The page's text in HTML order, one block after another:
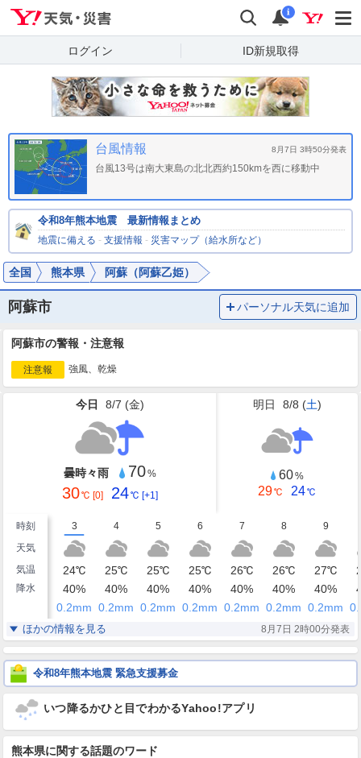
検索 通知
i
ログイン ID新規取得
台風情報 8月7日 3時50分発表
台風13号は南大東島の北北西約150kmを西に移動中
令和8年熊本地震 最新情報まとめ
地震に備える - 支援情報 - 災害マップ（給水所など）
全国 熊本県 阿蘇（阿蘇乙姫）
阿蘇市 パーソナル天気に追加
阿蘇市の警報・注意報
注意報 強風、乾燥
今日 8/7 (金)
曇時々雨 70%
30℃ [0] 24℃ [+1]
明日 8/8 (土)
60%
29℃ 24℃
時刻 3 4 5 6 7 8
9
天気
気温
24℃ 25℃ 25℃ 25℃ 26℃ 26℃ 27℃
降水 40% 40% 40% 40% 40% 40% 40%
0.2mm 0.2mm 0.2mm 0.2mm 0.2mm 0.2mm 0.2mm
湿度 83 % 77% 76%
風
東
7m/s
東
6m/s
東
7m/s
東
7m/s
東
7m/s
東
7m/s
東
8m/s
ほかの情報を見る 8月7日 2時00分発表
令和8年熊本地震 緊急支援募金
いつ降るかひと目でわかるYahoo!アプリ
熊本県に関する話題のワード